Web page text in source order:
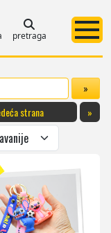
pretraga
strana »